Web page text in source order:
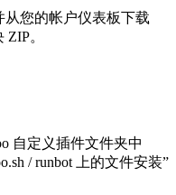
从您的帐户仪表板下载
ZIP。
自定义插件文件夹中
/ runbot 上的文件安装”